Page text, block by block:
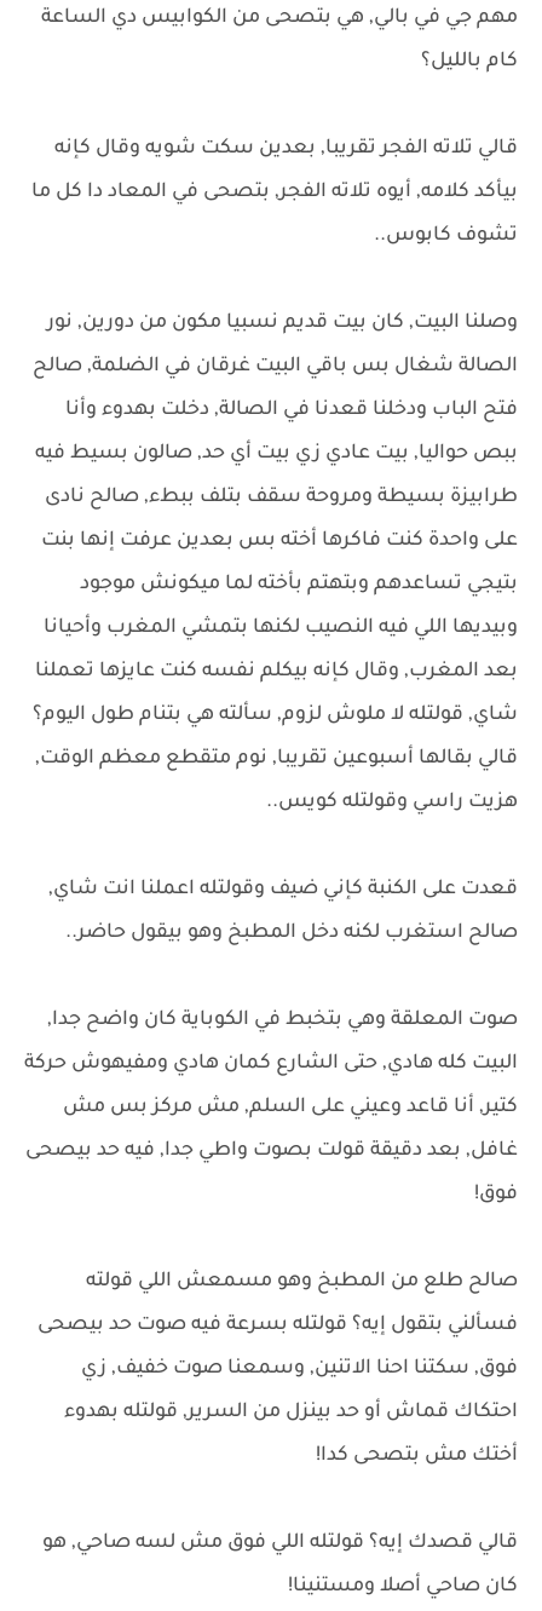
مهم جي في بالي, هي بتصحى من الكوابيس دي الساعة
كام بالليل؟
قالي تلاته الفجر تقريبا, بعدين سكت شويه وقال كإنه
بيأكد كلامه, أيوه تلاته الفجر, بتصحى في المعاد دا كل ما
تشوف كابوس..
وصلنا البيت, كان بيت قديم نسبيا مكون من دورين, نور
الصالة شغال بس باقي البيت غرقان في الضلمة, صالح
فتح الباب ودخلنا قعدنا في الصالة, دخلت بهدوء وأنا
ببص حواليا, بيت عادي زي بيت أي حد, صالون بسيط فيه
طرابيزة بسيطة ومروحة سقف بتلف ببطء, صالح نادى
على واحدة كنت فاكرها أخته بس بعدين عرفت إنها بنت
بتيجي تساعدهم وبتهتم بأخته لما ميكونش موجود
وبيديها اللي فيه النصيب لكنها بتمشي المغرب وأحيانا
بعد المغرب, وقال كإنه بيكلم نفسه كنت عايزها تعملنا
شاي, قولتله لا ملوش لزوم, سألته هي بتنام طول اليوم؟
قالي بقالها أسبوعين تقريبا, نوم متقطع معظم الوقت,
هزيت راسي وقولتله كويس..
قعدت على الكنبة كإني ضيف وقولتله اعملنا انت شاي,
صالح استغرب لكنه دخل المطبخ وهو بيقول حاضر..
صوت المعلقة وهي بتخبط في الكوباية كان واضح جدا,
البيت كله هادي, حتى الشارع كمان هادي ومفيهوش حركة
كتير, أنا قاعد وعيني على السلم, مش مركز بس مش
غافل, بعد دقيقة قولت بصوت واطي جدا, فيه حد بيصحى
فوق!
صالح طلع من المطبخ وهو مسمعش اللي قولته
فسألني بتقول إيه؟ قولتله بسرعة فيه صوت حد بيصحى
فوق, سكتنا احنا الاتنين, وسمعنا صوت خفيف, زي
احتكاك قماش أو حد بينزل من السرير, قولتله بهدوء
أختك مش بتصحى كدا!
قالي قصدك إيه؟ قولتله اللي فوق مش لسه صاحي, هو
كان صاحي أصلا ومستنينا!